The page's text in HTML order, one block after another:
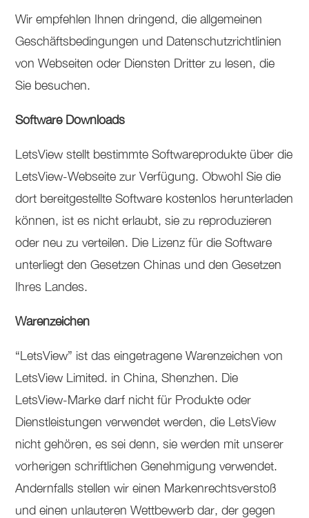
Wir empfehlen Ihnen dringend, die allgemeinen
Geschäftsbedingungen und Datenschutzrichtlinien
von Webseiten oder Diensten Dritter zu lesen, die
Sie besuchen.
Software Downloads
LetsView stellt bestimmte Softwareprodukte über die
LetsView-Webseite zur Verfügung. Obwohl Sie die
dort bereitgestellte Software kostenlos herunterladen
können, ist es nicht erlaubt, sie zu reproduzieren
oder neu zu verteilen. Die Lizenz für die Software
unterliegt den Gesetzen Chinas und den Gesetzen
Ihres Landes.
Warenzeichen
“LetsView” ist das eingetragene Warenzeichen von
LetsView Limited. in China, Shenzhen. Die
LetsView-Marke darf nicht für Produkte oder
Dienstleistungen verwendet werden, die LetsView
nicht gehören, es sei denn, sie werden mit unserer
vorherigen schriftlichen Genehmigung verwendet.
Andernfalls stellen wir einen Markenrechtsverstoß
und einen unlauteren Wettbewerb dar, der gegen